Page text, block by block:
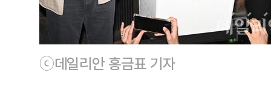
ⓒ데일리안 홍금표 기자